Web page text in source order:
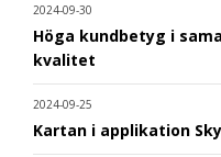
2024-09-30
Höga kundbetyg i
kvalitet
2024-09-25
Kartan i applikation